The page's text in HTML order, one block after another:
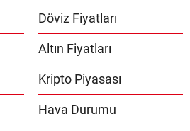
Döviz Fiyatları
Altın Fiyatları
Kripto Piyasası
Hava Durumu